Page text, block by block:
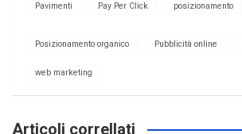
Pavimenti Pay Per Click posizionamento
Posizionamento organico Pubblicità online
web marketing
Articoli correllati